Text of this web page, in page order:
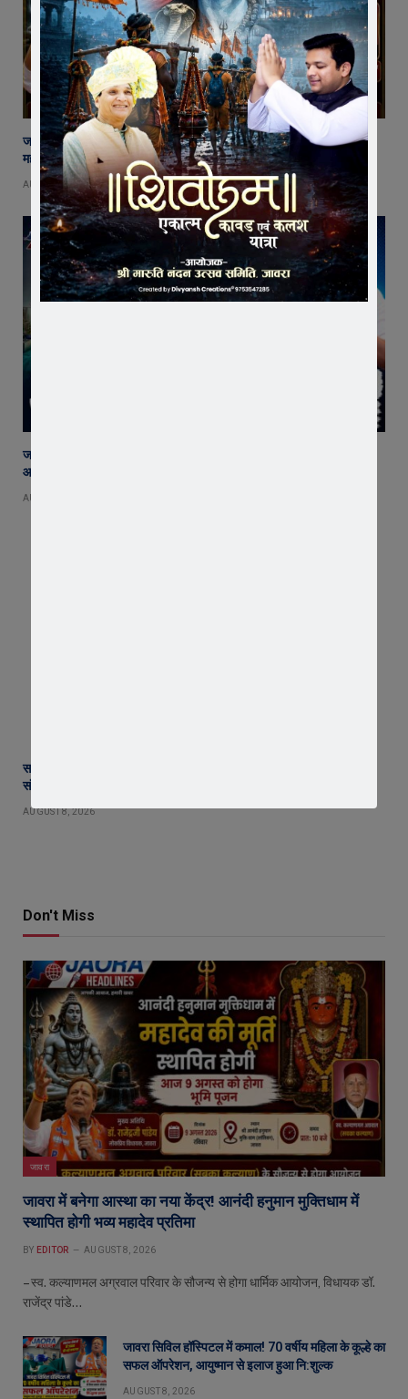
जावरा में बनेगा आस्था का नया केंद्र! आनंदी हनुमान मुक्तिधाम में स्थापित होगी भव्य
महादेव प्रतिमा
AUGUST 8, 2026
जावरा सिविल हॉस्पिटल में कमाल! 70 वर्षीय महिला के कूल्हे का सफल ऑपरेशन,
आयुष्मान से इलाज हुआ नि:शुल्क
AUGUST 8, 2026
सरस्वती शिशु मंदिर पहुंचे संगठन मंत्री योगेश शर्मा, बच्चों को दिलाया संस्कारों का
संकल्प
AUGUST 8, 2026
Don't Miss
जावरा
जावरा में बनेगा आस्था का नया केंद्र! आनंदी हनुमान मुक्तिधाम में
स्थापित होगी भव्य महादेव प्रतिमा
BY EDITOR AUGUST 8, 2026
– स्व. कल्याणमल अग्रवाल परिवार के सौजन्य से होगा धार्मिक आयोजन, विधायक डॉ.
राजेंद्र पांडे…
जावरा सिविल हॉस्पिटल में कमाल! 70 वर्षीय महिला के कूल्हे का
सफल ऑपरेशन, आयुष्मान से इलाज हुआ नि:शुल्क
AUGUST 8, 2026